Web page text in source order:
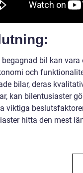
begagnad bil kan
och
bilar, deras
kan bilentusiaster
viktiga
hitta den mest